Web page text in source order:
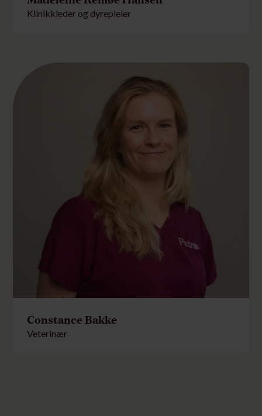
Klinikkleder og dyrepleier
Constance Bakke
Veterinær